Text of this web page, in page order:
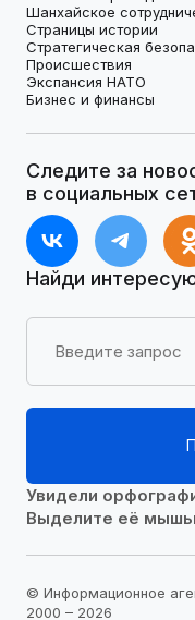
Шанхайское
Страницы истории
Стратегическая
Происшествия
Экспансия НАТО
Бизнес и финансы
Следите за
в социальных
Найди
Увидели
Выделите её
© Информационное
2000 – 2026